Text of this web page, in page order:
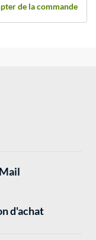
de la commande
d'achat